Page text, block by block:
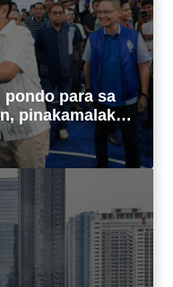
pondo para sa
pinakamalaki